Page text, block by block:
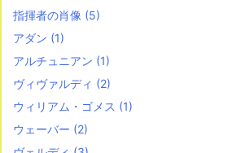
指揮者の肖像 (5)
アダン (1)
アルチュニアン (1)
ヴィヴァルディ (2)
ウィリアム・ゴメス (1)
ウェーバー (2)